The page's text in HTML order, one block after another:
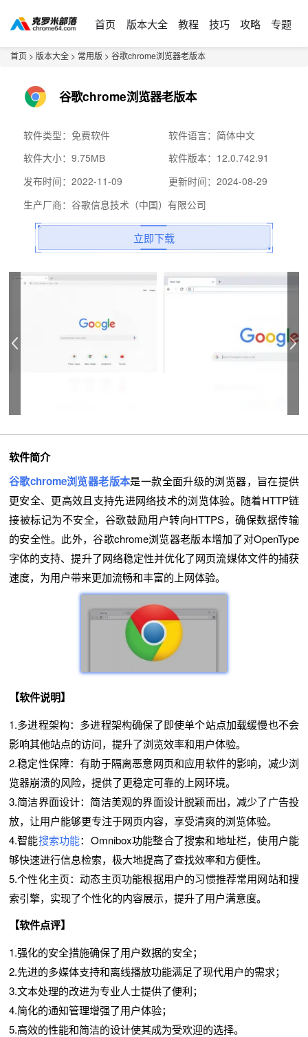
首页 版本大全 教程 技巧 攻略 专题
首页 > 版本大全 > 常用版 > 谷歌chrome浏览器老版本
谷歌chrome浏览器老版本
软件类型：免费软件
软件语言：简体中文
软件大小：9.75MB
软件版本：12.0.742.91
发布时间：2022-11-09
更新时间：2024-08-29
生产厂商：谷歌信息技术（中国）有限公司
立即下载
软件简介
谷歌chrome浏览器老版本是一款全面升级的浏览器，旨在提供
更安全、更高效且支持先进网络技术的浏览体验。随着HTTP链
接被标记为不安全，谷歌鼓励用户转向HTTPS，确保数据传输
的安全性。此外，谷歌chrome浏览器老版本增加了对OpenType
字体的支持、提升了网络稳定性并优化了网页流媒体文件的捕获
速度，为用户带来更加流畅和丰富的上网体验。
【软件说明】
1.多进程架构：多进程架构确保了即使单个站点加载缓慢也不会
影响其他站点的访问，提升了浏览效率和用户体验。
2.稳定性保障：有助于隔离恶意网页和应用软件的影响，减少浏
览器崩溃的风险，提供了更稳定可靠的上网环境。
3.简洁界面设计：简洁美观的界面设计脱颖而出，减少了广告投
放，让用户能够更专注于网页内容，享受清爽的浏览体验。
4.智能搜索功能：Omnibox功能整合了搜索和地址栏，使用户能
够快速进行信息检索，极大地提高了查找效率和方便性。
5.个性化主页：动态主页功能根据用户的习惯推荐常用网站和搜
索引擎，实现了个性化的内容展示，提升了用户满意度。
【软件点评】
1.强化的安全措施确保了用户数据的安全；
2.先进的多媒体支持和离线播放功能满足了现代用户的需求；
3.文本处理的改进为专业人士提供了便利；
4.简化的通知管理增强了用户体验；
5.高效的性能和简洁的设计使其成为受欢迎的选择。